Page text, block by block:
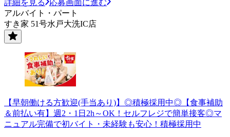
詳細を見る
応募画面に進む
アルバイト・パート
すき家 51号水戸大洗IC店
【早朝働ける方歓迎(手当あり)】◎積極採用中◎【食事補助
＆前払い有】週2・1日2h～OK！セルフレジで簡単接客◎マ
ニュアル完備で初バイト・未経験も安心！積極採用中